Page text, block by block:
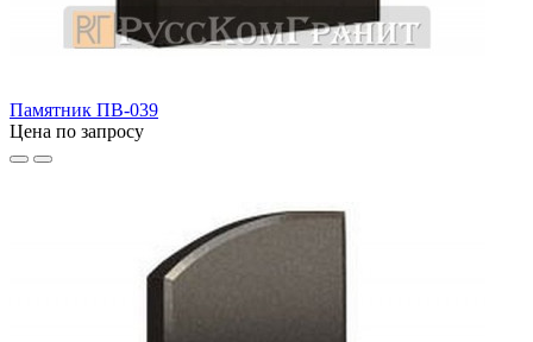
Памятник ПВ-039
Цена по запросу